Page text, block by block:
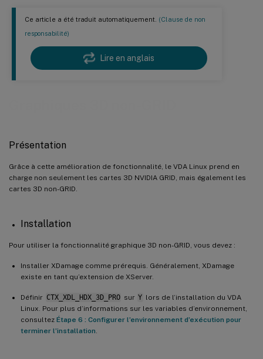
Ce article a été traduit automatiquement. (Clause de non
responsabilité)
Lire en anglais
Présentation
Grâce à cette amélioration de fonctionnalité, le VDA Linux prend en
charge non seulement les cartes 3D NVIDIA GRID, mais également les
cartes 3D non-GRID.
Installation
Pour utiliser la fonctionnalité graphique 3D non-GRID, vous devez :
Installer XDamage comme prérequis. Généralement, XDamage
existe en tant qu’extension de XServer.
Définir CTX_XDL_HDX_3D_PRO sur Y lors de l’installation du VDA
Linux. Pour plus d’informations sur les variables d’environnement,
consultez Étape 6 : Configurer l’environnement d’exécution pour
terminer l’installation